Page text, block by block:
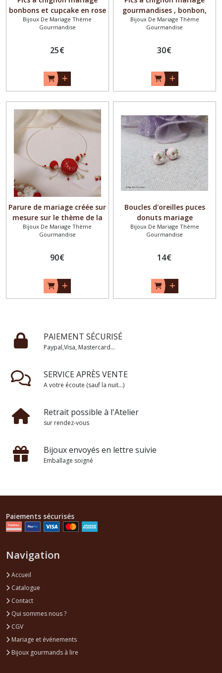
bonbons et cupcake en rose
blanc et gris, mariage
gourmand
Bijoux De Mariage Thème
Gourmandise
25€
gourmandises , bonbon,
chamallow cupcake et p'tit
beurre
Bijoux De Mariage Thème
Gourmandise
30€
Parure de mariage créée sur
mesure sur le thème de la
gourmandise. RESERVE
Bijoux De Mariage Thème
Gourmandise
90€
Boucles d'oreilles puces
donuts mariage
Bijoux De Mariage Thème
Gourmandise
14€
PAIEMENT SÉCURISÉ
Paypal,Visa, Mastercard...
SERVICE APRÈS VENTE
A votre écoute (sauf la nuit...)
Retrait possible à l'Atelier
sur rendez-vous
Bijoux envoyés en lettre suivie
Emballage soigné
Paiements sécurisés
Navigation
Accueil
Catalogue
Contact
Qui sommes nous ?
CGV
Mariage et événements
Bijoux gourmands à lire